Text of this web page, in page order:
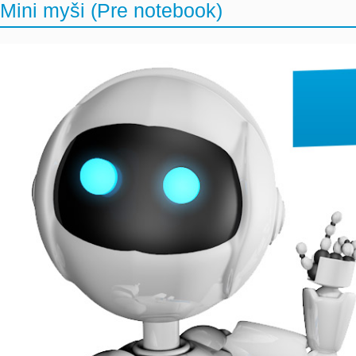
Mini myši (Pre notebook)